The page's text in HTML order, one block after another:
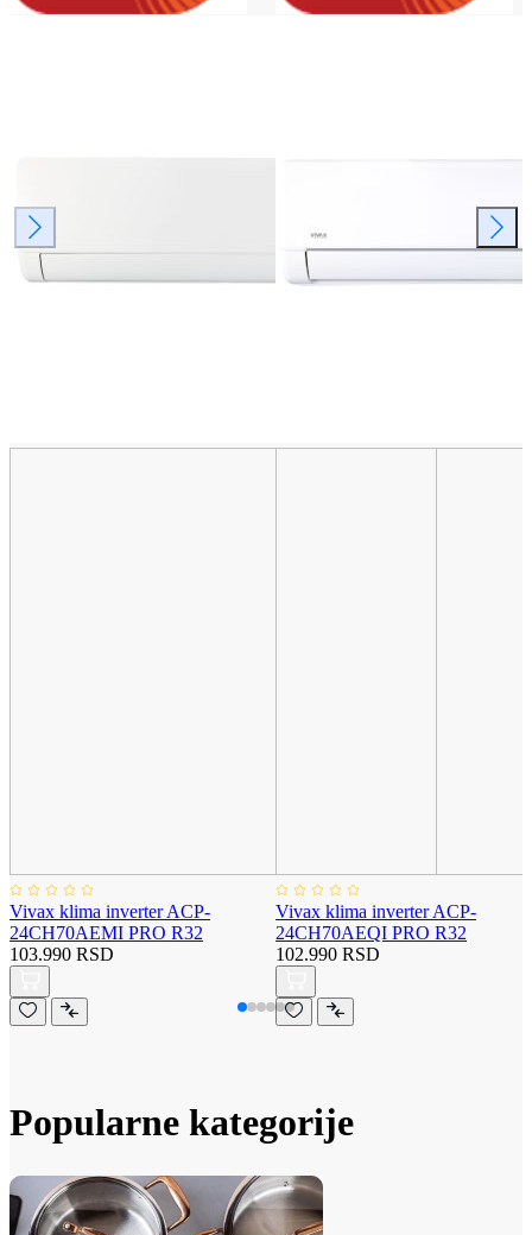
Vivax klima inverter ACP-
24CH70AEMI PRO R32
103.990 RSD
Vivax klima inverter ACP-
24CH70AEQI PRO R32
102.990 RSD
Popularne kategorije